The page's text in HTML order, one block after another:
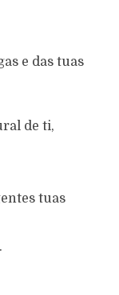
e das tuas
de ti,
tuas